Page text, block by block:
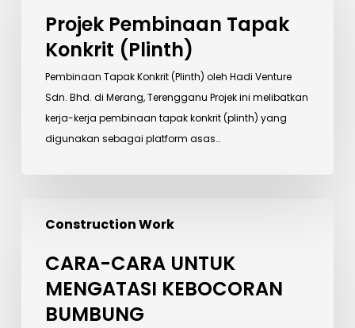
Konkrit
(Plinth)
Projek Pembinaan Tapak
Konkrit (Plinth)
Pembinaan Tapak Konkrit (Plinth) oleh Hadi Venture
Sdn. Bhd. di Merang, Terengganu Projek ini melibatkan
kerja-kerja pembinaan tapak konkrit (plinth) yang
digunakan sebagai platform asas…
Construction Work
CARA
MENGATASI
KEBOCORAN
BUMBUNG
CARA-CARA UNTUK
MENGATASI KEBOCORAN
BUMBUNG